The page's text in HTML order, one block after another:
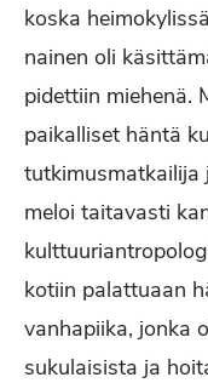
koska
nainen oli
pidettiin miehenä.
paikalliset häntä
tutkimusmatkailija
meloi taitavasti
kotiin palattuaan
vanhapiika, jonka
sukulaisista ja